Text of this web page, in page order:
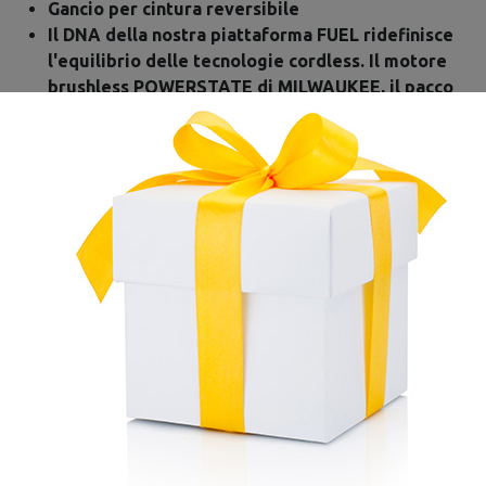
Gancio per cintura reversibile
Il DNA della nostra piattaforma FUEL ridefinisce
l'equilibrio delle tecnologie cordless. Il motore
brushless POWERSTATE di MILWAUKEE, il pacco
batteria REDLITHIUM e l'intelligenza elettronica
REDLINK PLUS™ garantiscono potenza, autonomia
e durata eccezionali
DATI TECNICI
TRAPANO CON PERCUSSIONE M18 FPD3-0X
Massima foratura muratura:
Massima foratura acciaio:16 mm